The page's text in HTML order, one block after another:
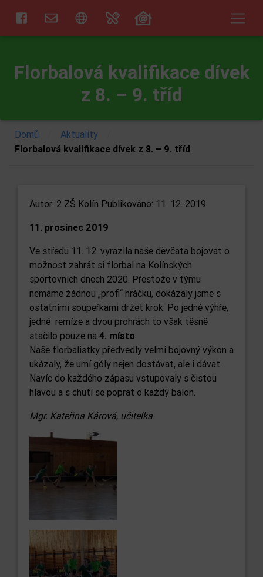
Florbalová kvalifikace dívek
z 8. – 9. tříd
Domů Aktuality
Florbalová kvalifikace dívek z 8. – 9. tříd
Autor: 2 ZŠ Kolín Publikováno: 11. 12. 2019
11. prosinec 2019
Ve středu 11. 12. vyrazila naše děvčata bojovat o
možnost zahrát si florbal na Kolínských
sportovních dnech 2020. Přestože v týmu
nemáme žádnou „profi“ hráčku, dokázaly jsme s
ostatními soupeřkami držet krok. Po jedné výhře,
jedné remíze a dvou prohrách to však těsně
stačilo pouze na 4. místo.
Naše florbalistky předvedly velmi bojovný výkon a
ukázaly, že umí góly nejen dostávat, ale i dávat.
Navíc do každého zápasu vstupovaly s čistou
hlavou a s chutí se poprat o každý balon.
Mgr. Kateřina Kárová, učitelka